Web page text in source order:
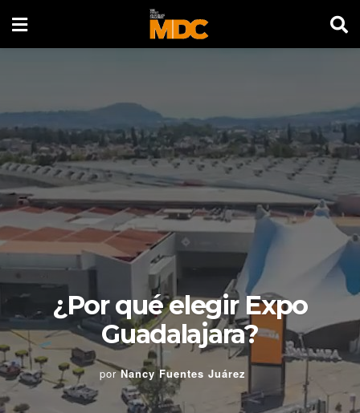
¿Por qué elegir Expo
Guadalajara?
por Nancy Fuentes Juárez